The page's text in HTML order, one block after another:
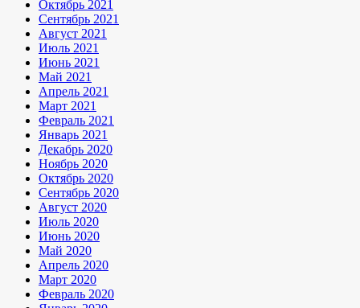
Октябрь 2021
Сентябрь 2021
Август 2021
Июль 2021
Июнь 2021
Май 2021
Апрель 2021
Март 2021
Февраль 2021
Январь 2021
Декабрь 2020
Ноябрь 2020
Октябрь 2020
Сентябрь 2020
Август 2020
Июль 2020
Июнь 2020
Май 2020
Апрель 2020
Март 2020
Февраль 2020